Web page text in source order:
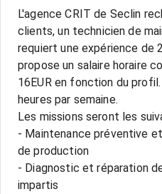
L'agence CRIT de Seclin
clients, un technicien de
requiert une expérience de
propose un salaire horaire
16EUR en fonction du
heures par semaine.
Les missions seront les
- Maintenance préventive
de production
- Diagnostic et réparation
impartis